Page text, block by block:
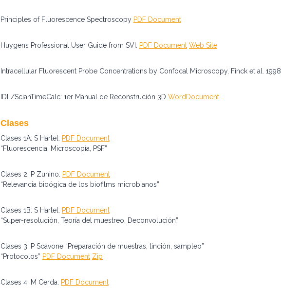
Principles of Fluorescence Spectroscopy PDF Document
Huygens Professional User Guide from SVI: PDF Document Web Site
Intracellular Fluorescent Probe Concentrations by Confocal Microscopy, Finck et al. 1998
IDL/ScianTimeCalc: 1er Manual de Reconstrución 3D WordDocument
Clases
Clases 1A: S Härtel: PDF Document
“Fluorescencia, Microscopía, PSF”
Clases 2: P Zunino: PDF Document
“Relevancia bioógica de los biofilms microbianos”
Clases 1B: S Härtel: PDF Document
“Super-resolución, Teoría del muestreo, Deconvolución”
Clases 3: P Scavone “Preparación de muestras, tinción, sampleo”
“Protocolos” PDF Document Zip
Clases 4: M Cerda: PDF Document